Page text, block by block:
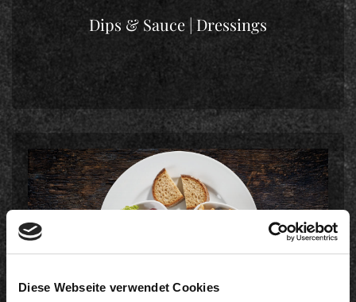
Diese Webseite verwendet Cookies
Dips & Sauce | Dressings